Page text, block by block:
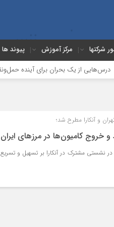
شرکتها مرکز آموزش پیوند ها
یک بحران برای آینده حمل‌ونقل
و آنکارا مطرح شد؛
خروج کامیون‌ها در مرزهای ایران
در نشستی مشترک در آنکارا بر تسهیل و